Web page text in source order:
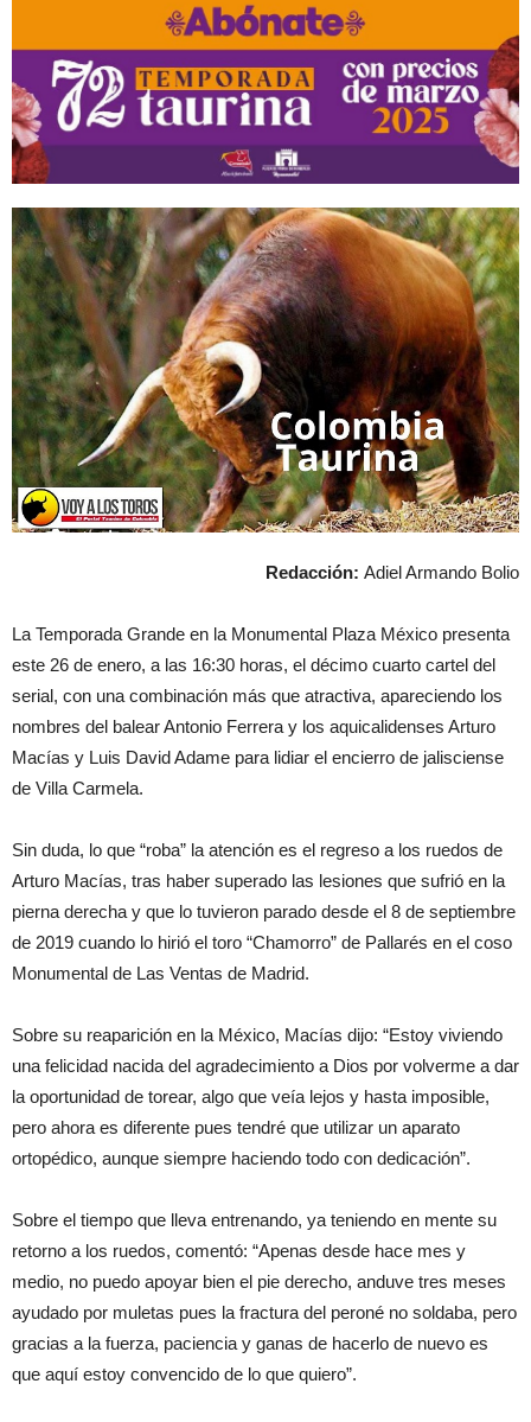
Redacción: Adiel Armando Bolio
La Temporada Grande en la Monumental Plaza México presenta
este 26 de enero, a las 16:30 horas, el décimo cuarto cartel del
serial, con una combinación más que atractiva, apareciendo los
nombres del balear Antonio Ferrera y los aquicalidenses Arturo
Macías y Luis David Adame para lidiar el encierro de jalisciense
de Villa Carmela.
Sin duda, lo que “roba” la atención es el regreso a los ruedos de
Arturo Macías, tras haber superado las lesiones que sufrió en la
pierna derecha y que lo tuvieron parado desde el 8 de septiembre
de 2019 cuando lo hirió el toro “Chamorro” de Pallarés en el coso
Monumental de Las Ventas de Madrid.
Sobre su reaparición en la México, Macías dijo: “Estoy viviendo
una felicidad nacida del agradecimiento a Dios por volverme a dar
la oportunidad de torear, algo que veía lejos y hasta imposible,
pero ahora es diferente pues tendré que utilizar un aparato
ortopédico, aunque siempre haciendo todo con dedicación”.
Sobre el tiempo que lleva entrenando, ya teniendo en mente su
retorno a los ruedos, comentó: “Apenas desde hace mes y
medio, no puedo apoyar bien el pie derecho, anduve tres meses
ayudado por muletas pues la fractura del peroné no soldaba, pero
gracias a la fuerza, paciencia y ganas de hacerlo de nuevo es
que aquí estoy convencido de lo que quiero”.